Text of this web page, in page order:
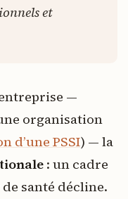
et
—
organisation
d’une PSSI) — la
: un cadre
santé décline.